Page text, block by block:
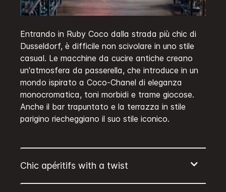
Entrando in Ruby Coco dalla strada più chic di
Dusseldorf, è difficile non scivolare in uno stile
casual. Le macchine da cucire antiche creano
un'atmosfera da passerella, che introduce in un
mondo ispirato a Coco-Chanel di eleganza
monocromatica, toni morbidi e trame giocose.
Anche il bar trapuntato e la terrazza in stile
parigino riecheggiano il suo stile iconico.